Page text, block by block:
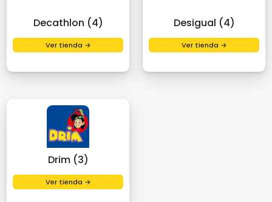
Decathlon (4)
Ver tienda →
Desigual (4)
Ver tienda →
Drim (3)
Ver tienda →